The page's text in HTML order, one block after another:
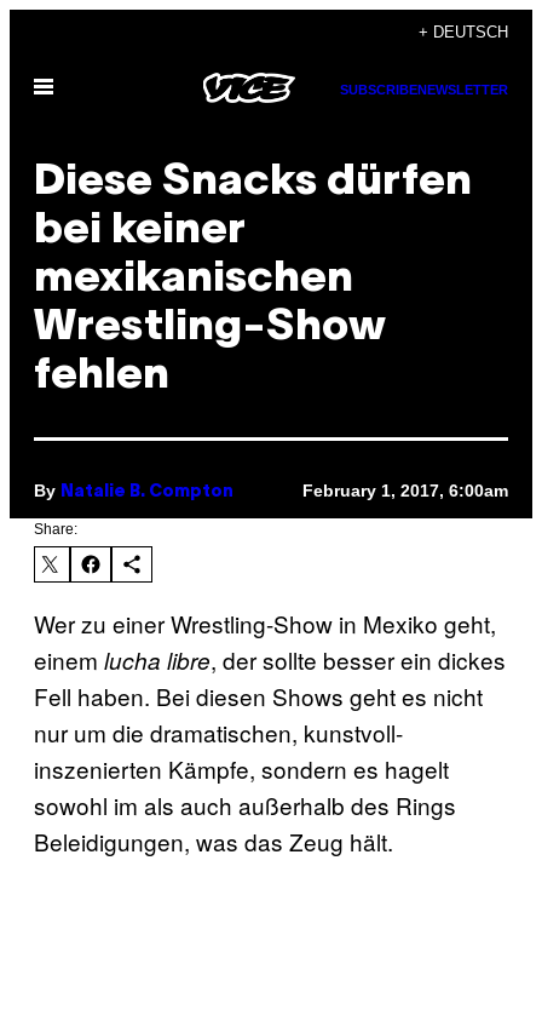
content
+ DEUTSCH
Open
SUBSCRIBENEWSLETTER
Diese Snacks dürfen
bei keiner
mexikanischen
Wrestling-Show
fehlen
By Natalie B. Compton February 1, 2017, 6:00am
Share:
Wer zu einer Wrestling-Show in Mexiko geht,
einem lucha libre, der sollte besser ein dickes
Fell haben. Bei diesen Shows geht es nicht
nur um die dramatischen, kunstvoll-
inszenierten Kämpfe, sondern es hagelt
sowohl im als auch außerhalb des Rings
Beleidigungen, was das Zeug hält.